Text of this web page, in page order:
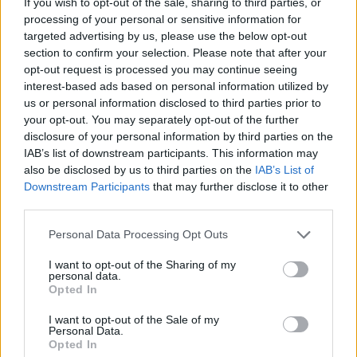
processing of your personal or sensitive information for
targeted advertising by us, please use the below opt-out
section to confirm your selection. Please note that after your
opt-out request is processed you may continue seeing
interest-based ads based on personal information utilized by
us or personal information disclosed to third parties prior to
your opt-out. You may separately opt-out of the further
disclosure of your personal information by third parties on the
IAB’s list of downstream participants. This information may
also be disclosed by us to third parties on the IAB’s List of
Downstream Participants that may further disclose it to other
Please note that this website/app uses one or more Google
not limited to your visit or usage behaviour. You may click to
grant or deny consent to Google and its third-party tags to
use your data for below specified purposes in below Google
consent section.
Personal Data Processing Opt Outs
I want to opt-out of the Sharing of my
personal data.
Opted In
I want to opt-out of the Sale of my
Personal Data.
Opted In
così talentuosa non può essere ebrea.
Il suo filmPietrovinse il premio come commedia dell’anno al
Festival del cinema russo del 1935, e Stalin le offrì
personalmente la sicurezza finanziaria e una casa a Mosca,
tuttavia Gaál rifiutò l’offerta, scegliendo invece di perseguire i
suoi sogni a Hollywood La sua carriera sembrava decollare.
Ha avuto l’opportunità di lavorare con grandi nomi come
Bing Crosby.